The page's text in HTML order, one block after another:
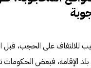
للالتفاف على الحجب، قبل
بلد الإقامة، فبعض